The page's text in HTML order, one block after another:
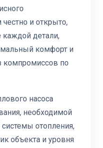
и открыто,
каждой детали,
комфорт и
по
насоса
необходимой
отопления,
объекта и уровня